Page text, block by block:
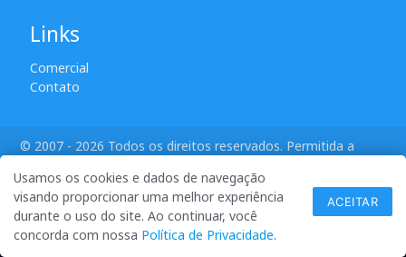
Links
Comercial
Contato
© 2007 - 2026 Todos os direitos reservados. Permitida a
desenvolvido por ANSIM
Usamos os cookies e dados de navegação
visando proporcionar uma melhor experiência
durante o uso do site. Ao continuar, você
concorda com nossa Política de Privacidade.
ACEITAR